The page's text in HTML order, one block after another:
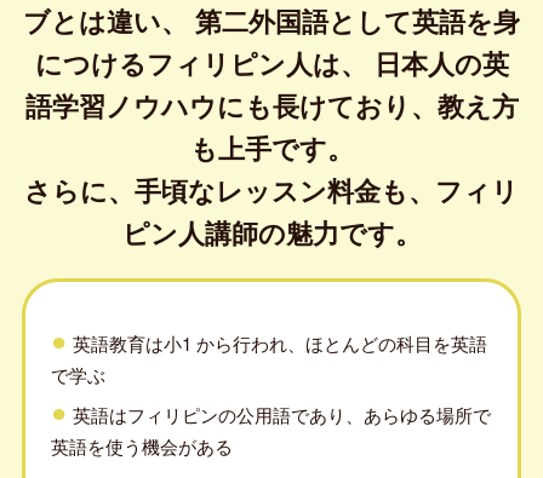
ブとは違い、
第二外国語として英語を身
につけるフィリピン人は、
日本人の英
語学習ノウハウにも長けており、教え方
も上手です。
さらに、手頃なレッスン料金も、フィリ
ピン人講師の魅力です。
英語教育は小1 から行われ、ほとんどの科目を英語
で学ぶ
英語はフィリピンの公用語であり、あらゆる場所で
英語を使う機会がある